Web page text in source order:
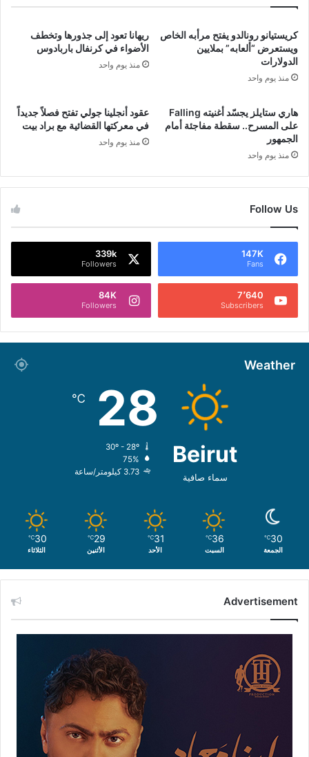
كريستيانو رونالدو يفتح مرأبه الخاص
ويستعرض “ألعابه” بملايين
الدولارات
منذ يوم واحد
ريهانا تعود إلى جذورها وتخطف
الأضواء في كرنفال باربادوس
منذ يوم واحد
هاري ستايلز يجسّد أغنيته Falling
على المسرح.. سقطة مفاجئة أمام
الجمهور
منذ يوم واحد
عقود أنجلينا جولي تفتح فصلاً جديداً
في معركتها القضائية مع براد بيت
منذ يوم واحد
Follow Us
147K
Fans
339k
Followers
7٬640
Subscribers
84K
Followers
Weather
Beirut
سماء صافية
28
℃
75%
3.73 كيلومتر/ساعة
30
℃
الجمعة
36
℃
السبت
31
℃
الأحد
29
℃
الأثنين
30
℃
الثلاثاء
Advertisement